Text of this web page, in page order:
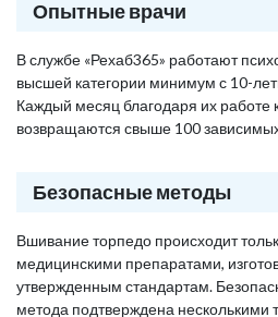
Опытные врачи
В службе «Рехаб365» работают
высшей категории минимум с 10-
Каждый месяц благодаря их работе
возвращаются свыше 100
Безопасные методы
Вшивание торпедо происходит
медицинскими препаратами,
утвержденным стандартам.
метода подтверждена несколькими